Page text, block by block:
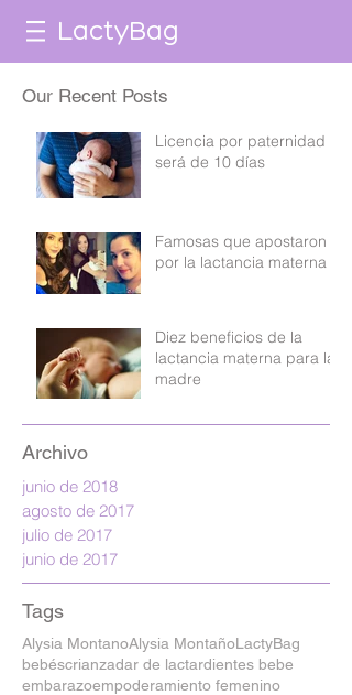
LactyBag
Our Recent Posts
Licencia por paternidad
será de 10 días
Famosas que apostaron
por la lactancia materna
Diez beneficios de la
lactancia materna para la
madre
Archivo
junio de 2018
agosto de 2017
julio de 2017
junio de 2017
Tags
Alysia MontanoAlysia MontañoLactyBag
bebéscrianzadar de lactardientes bebe
embarazoempoderamiento femenino